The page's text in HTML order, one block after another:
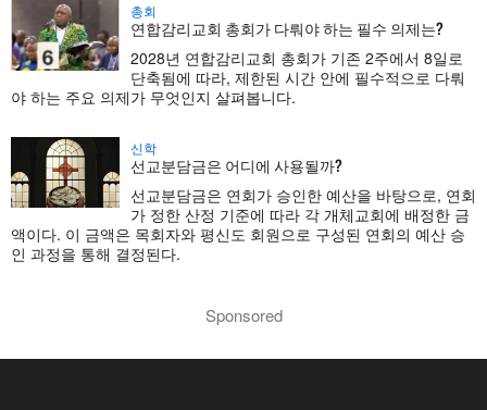
총회
연합감리교회 총회가 다뤄야 하는 필수 의제는?
2028년 연합감리교회 총회가 기존 2주에서 8일로
단축됨에 따라, 제한된 시간 안에 필수적으로 다뤄
야 하는 주요 의제가 무엇인지 살펴봅니다.
신학
선교분담금은 어디에 사용될까?
선교분담금은 연회가 승인한 예산을 바탕으로, 연회
가 정한 산정 기준에 따라 각 개체교회에 배정한 금
액이다. 이 금액은 목회자와 평신도 회원으로 구성된 연회의 예산 승
인 과정을 통해 결정된다.
Sponsored